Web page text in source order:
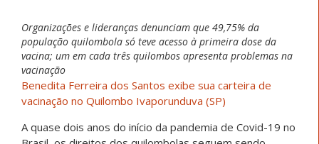
Organizações e lideranças denunciam que 49,75% da
população quilombola só teve acesso à primeira dose da
vacina; um em cada três quilombos apresenta problemas na
vacinação
Benedita Ferreira dos Santos exibe sua carteira de
vacinação no Quilombo Ivaporunduva (SP)
A quase dois anos do início da pandemia de Covid-19 no